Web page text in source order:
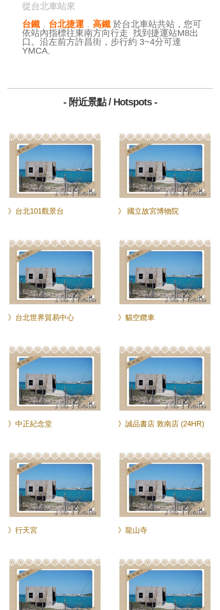
從台北車站來
台鐵 ， 台北捷運 ， 高鐵 於台北車站共站，您可
依站內指標往東南方向行走 找到捷運站M8出
口。沿左前方許昌街，步行約 3~4分可達
YMCA。
- 附近景點 / Hotspots -
》台北101觀景台 》 國立故宮博物院
》台北世界貿易中心 》貓空纜車
》中正紀念堂 》誠品書店 敦南店 (24HR)
》行天宮 》龍山寺